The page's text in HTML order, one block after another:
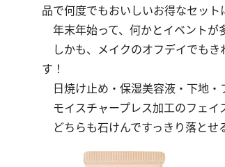
品で何度でもおいしいお得なセット
年末年始って、何かとイベントが
しかも、メイクのオフデイでもき
す！
日焼け止め・保湿美容液・下地・
モイスチャープレス加工のフェイ
どちらも石けんですっきり落とせ